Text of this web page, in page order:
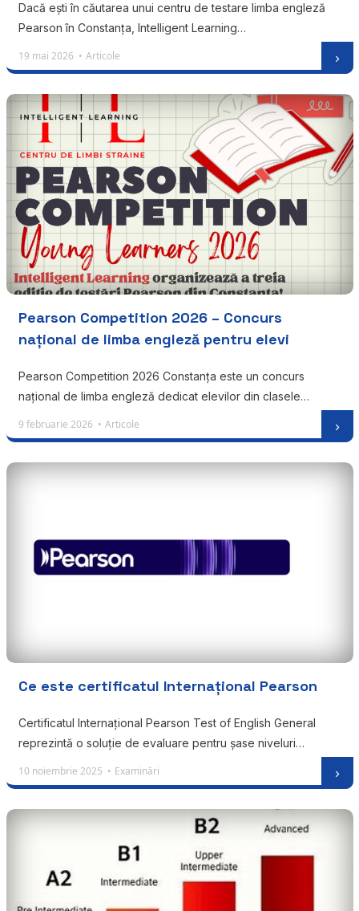
Dacă ești în căutarea unui centru de testare limba engleză
Pearson în Constanța, Intelligent Learning…
19 mai 2026 • Articole
Pearson Competition 2026 – Concurs
național de limba engleză pentru elevi
Pearson Competition 2026 Constanța este un concurs
național de limba engleză dedicat elevilor din clasele…
9 februarie 2026 • Articole
Ce este certificatul Internațional Pearson
Certificatul Internațional Pearson Test of English General
reprezintă o soluție de evaluare pentru șase niveluri…
10 noiembrie 2025 • Examinări